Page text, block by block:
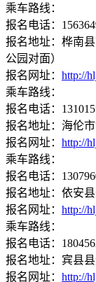
乘车路线：
报名电话：
报名地址：桦南
公园对面）
报名网址： http://
乘车路线：
报名电话：
报名地址：海伦
报名网址： http://
乘车路线：
报名电话：
报名地址：依安
报名网址： http://
乘车路线：
报名电话：
报名地址：宾县
报名网址： http://